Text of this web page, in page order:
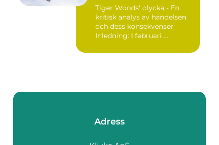
Tiger Woods' olycka - En
kritisk analys av händelsen
och dess konsekvenser
Inledning: I februari ...
Adress